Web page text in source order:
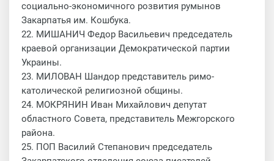
социально-экономичного розвития румынов
Закарпатья им. Кошбука.
22. МИШАНИЧ Федор Васильевич председатель
краевой организации Демократической партии
Украины.
23. МИЛОВАН Шандор представитель римо-
католической религиозной общины.
24. МОКРЯНИН Иван Михайлович депутат
областного Совета, представитель Межгорского
района.
25. ПОП Василий Степанович председатель